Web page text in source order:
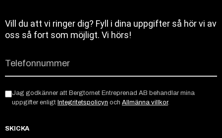
Vill du att vi ringer dig? Fyll i dina uppgifter så hör vi av
oss så fort som möjligt. Vi hörs!
Jag godkänner att Bergtornet Entreprenad AB behandlar mina
uppgifter enligt Integritetspolicyn och Allmänna villkor.
SKICKA